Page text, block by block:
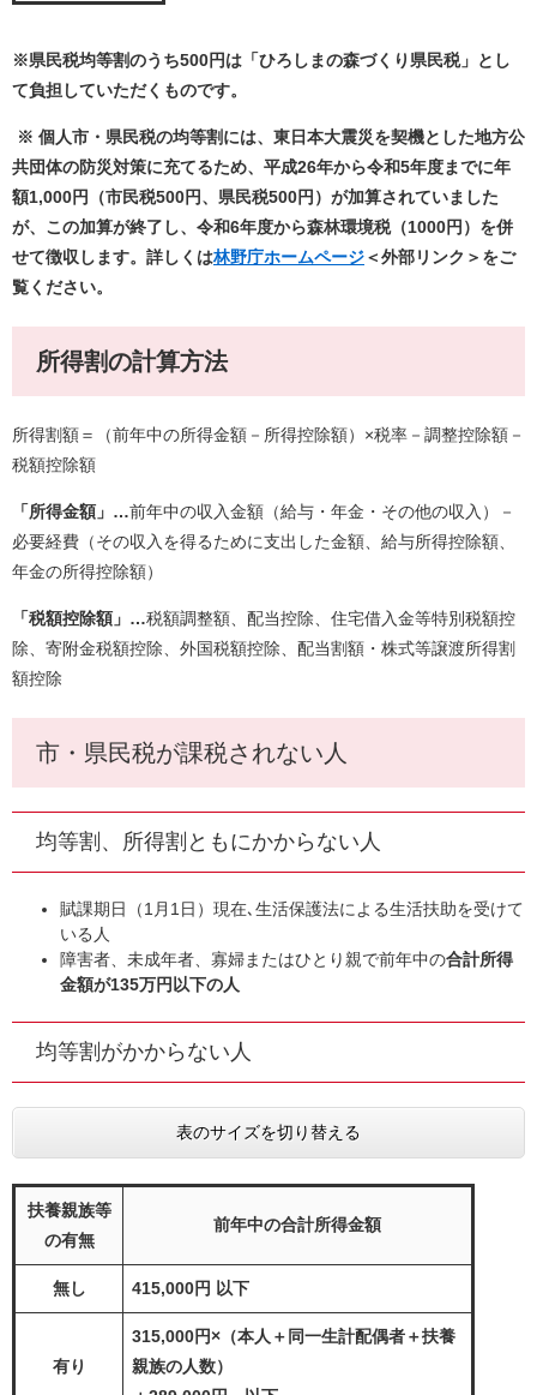
※県民税均等割のうち500円は「ひろしまの森づくり県民税」とし
て負担していただくものです。
※ 個人市・県民税の均等割には、東日本大震災を契機とした地方公
共団体の防災対策に充てるため、平成26年から令和5年度までに年
額1,000円（市民税500円、県民税500円）が加算されていました
が、この加算が終了し、令和6年度から森林環境税（1000円）を併
せて徴収します。詳しくは林野庁ホームページ＜外部リンク＞ をご
覧ください。
所得割の計算方法
所得割額＝（前年中の所得金額－所得控除額）×税率－調整控除額－
税額控除額
「所得金額」…前年中の収入金額（給与・年金・その他の収入）－
必要経費（その収入を得るために支出した金額、給与所得控除額、
年金の所得控除額）
「税額控除額」…税額調整額、配当控除、住宅借入金等特別税額控
除、寄附金税額控除、外国税額控除、配当割額・株式等譲渡所得割
額控除
市・県民税が課税されない人
均等割、所得割ともにかからない人
賦課期日（1月1日）現在､生活保護法による生活扶助を受けて
いる人
障害者、未成年者、寡婦またはひとり親で前年中の合計所得
金額が135万円以下の人
均等割がかからない人
表のサイズを切り替える
扶養親族等
の有無
前年中の合計所得金額
無し 415,000円 以下
有り
315,000円×（本人＋同一生計配偶者＋扶養
親族の人数）